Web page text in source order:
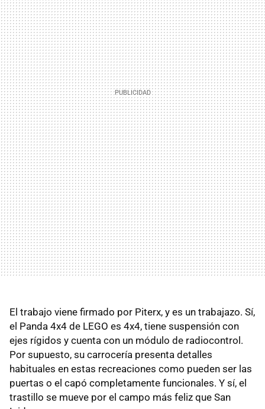
El trabajo viene firmado por Piterx, y es un trabajazo. Sí,
el Panda 4x4 de LEGO es 4x4, tiene suspensión con
ejes rígidos y cuenta con un módulo de radiocontrol.
Por supuesto, su carrocería presenta detalles
habituales en estas recreaciones como pueden ser las
puertas o el capó completamente funcionales. Y sí, el
trastillo se mueve por el campo más feliz que San